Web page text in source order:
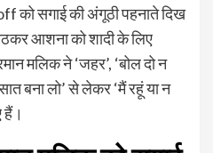
को सगाई की अंगूठी पहनाते दिख
आशना को शादी के लिए
मलिक ने ‘जहर’, ‘बोल दो न
बना लो’ से लेकर ‘मैं रहूं या न
हैं।